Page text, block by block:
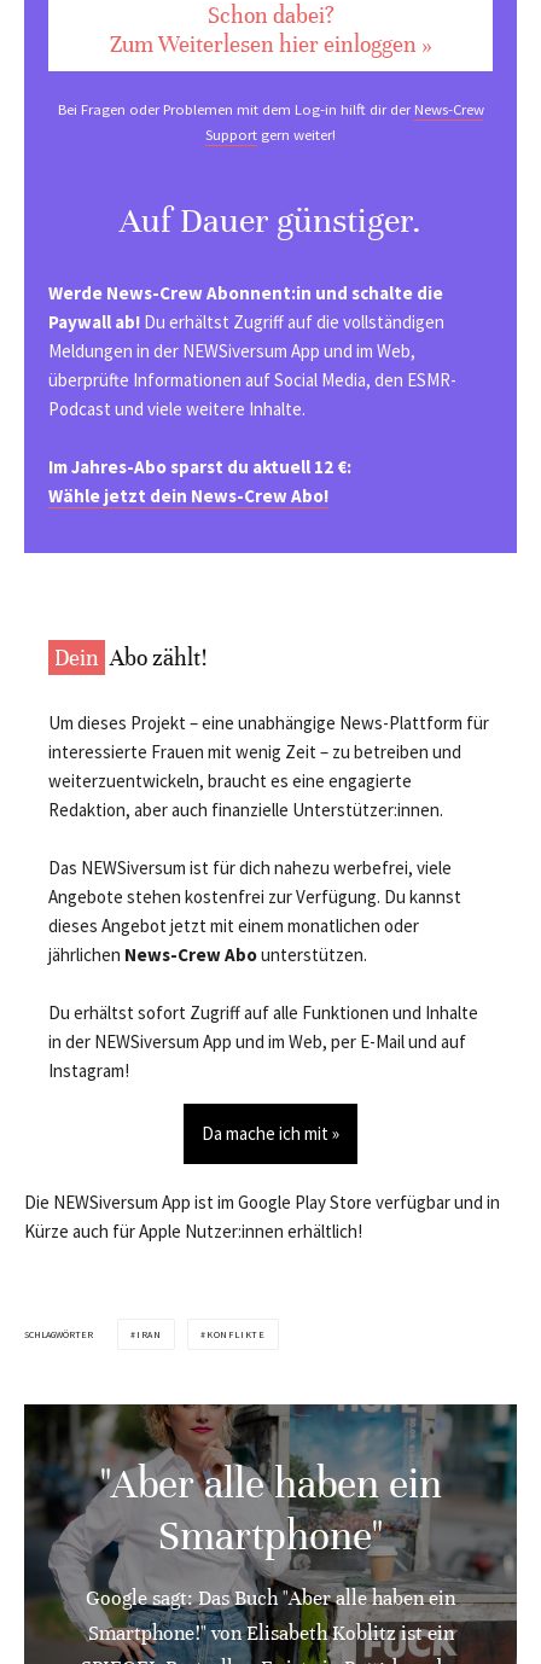
Schon dabei?
Zum Weiterlesen hier einloggen »
Bei Fragen oder Problemen mit dem Log-in hilft dir derNews-Crew
Support gern weiter!
Auf Dauer günstiger.
Werde News-Crew Abonnent:in und schalte die
Paywall ab! Du erhältst Zugriff auf die vollständigen
Meldungen in der NEWSiversum App und im Web,
überprüfte Informationen auf Social Media, den ESMR-
Podcast und viele weitere Inhalte.
Im Jahres-Abo sparst du aktuell 12 €:
Wähle jetzt dein News-Crew Abo!
Dein Abo zählt!
Um dieses Projekt – eine unabhängige News-Plattform für
interessierte Frauen mit wenig Zeit – zu betreiben und
weiterzuentwickeln, braucht es eine engagierte
Redaktion, aber auch finanzielle Unterstützer:innen.
Das NEWSiversum ist für dich nahezu werbefrei, viele
Angebote stehen kostenfrei zur Verfügung. Du kannst
dieses Angebot jetzt mit einem monatlichen oder
jährlichen News-Crew Abounterstützen.
Du erhältst sofort Zugriff auf alle Funktionen und Inhalte
in der NEWSiversum App und im Web, per E-Mail und auf
Instagram!
Da mache ich mit »
Die NEWSiversum App ist im Google Play Store verfügbar und in
Kürze auch für Apple Nutzer:innen erhältlich!
SCHLAGWÖRTER IRAN KONFLIKTE
"Aber alle haben ein
Smartphone"
Google sagt: Das Buch "Aber alle haben ein
Smartphone!" von Elisabeth Koblitz ist ein